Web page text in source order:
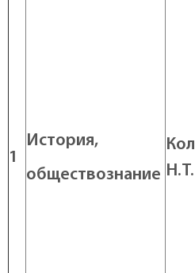
1
История,
обществознание Н.Т.